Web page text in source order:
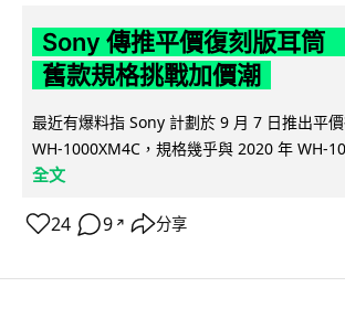
Sony 傳推平價復刻版耳筒
舊款規格挑戰加價潮
最近有爆料指 Sony 計劃於 9 月 7 日推出平
WH-1000XM4C，規格幾乎與 2020 年 WH-
全文
24 9 ↗ 分享